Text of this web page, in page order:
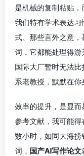
是机械的复制粘贴
我们特有学术表达
式、那些言外之意
词，它都能处理得
国际大厂暂时无法
系老教授，默默在你
效率的提升，是显
参考文献，我可能
数小时，如同大海
词， 国产AI写作论文